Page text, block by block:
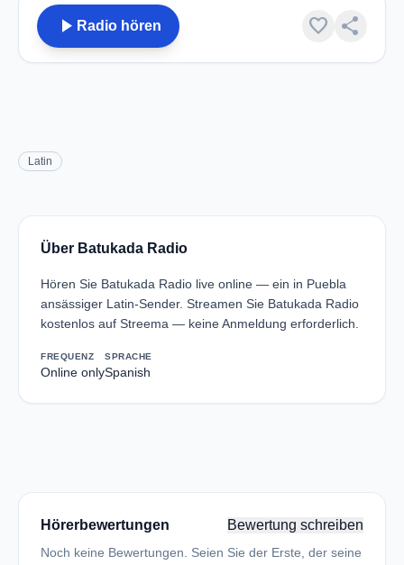
play_arrow Radio hören favorite share
Latin
Über Batukada Radio
Hören Sie Batukada Radio live online — ein in Puebla
ansässiger Latin-Sender. Streamen Sie Batukada Radio
kostenlos auf Streema — keine Anmeldung erforderlich.
FREQUENZ
Online only
SPRACHE
Spanish
Hörerbewertungen Bewertung schreiben
Noch keine Bewertungen. Seien Sie der Erste, der seine